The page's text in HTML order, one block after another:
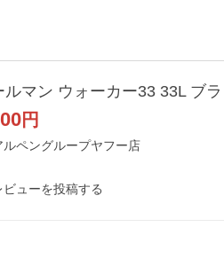
ルマン ウォーカー33 33L ブ
円
ルペングループヤフー店
ビューを投稿する